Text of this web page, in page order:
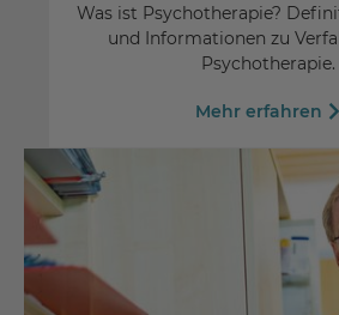
Was ist Psychotherapie?
und Informationen zu
Psychotherapie.
Mehr erfahren